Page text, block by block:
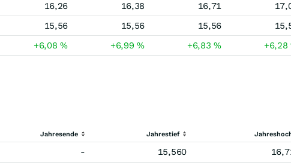
16,26 16,38 16,71
15,56 15,56 15,56
+6,08% +6,99% +6,83% +6,28
Jahresende Jahrestief
- 15,560